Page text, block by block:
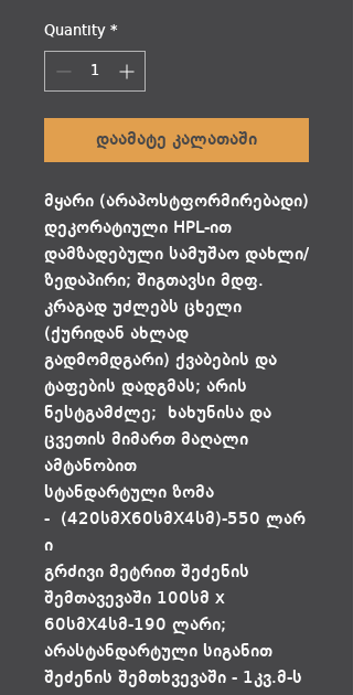
Quantity *
დაამატე კალათაში
მყარი (არაპოსტფორმირებადი)
დეკორატიული HPL-ით
დამზადებული სამუშაო დახლი/
ზედაპირი; შიგთავსი მდფ.
კრაგად უძლებს ცხელი
(ქურიდან ახლად
გადმომდგარი) ქვაბების და
ტაფების დადგმას; არის
ნესტგამძლე; ხახუნისა და
ცვეთის მიმართ მაღალი
ამტანობით
სტანდარტული ზომა
- (420სმX60სმX4სმ)-550 ლარ
ი
გრძივი მეტრით შეძენის
შემთავევაში 100სმ x
60სმX4სმ-190 ლარი;
არასტანდარტული სიგანით
შეძენის შემთხვევაში - 1კვ.მ-ს